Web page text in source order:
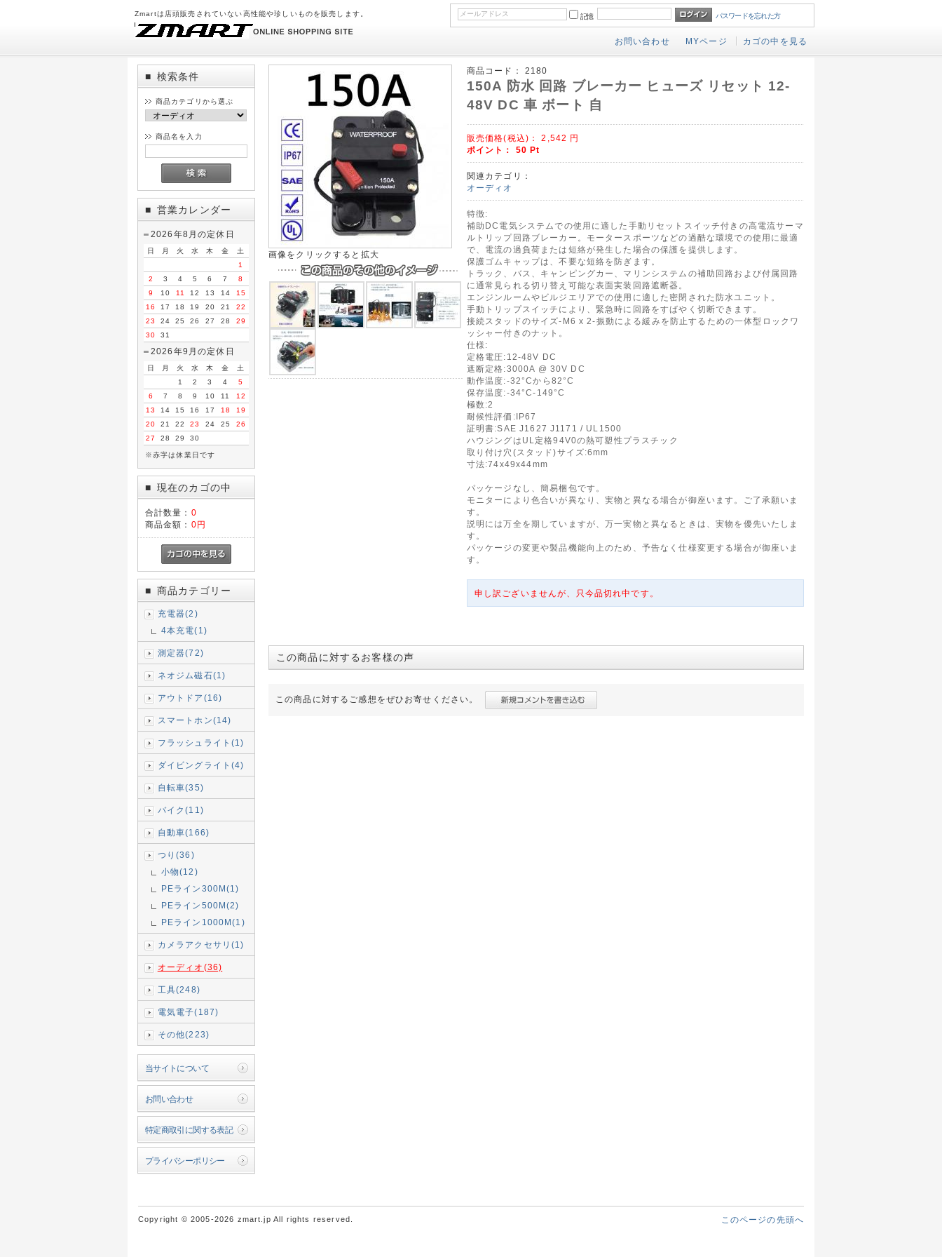
Zmartは店頭販売されていない高性能や珍しいものを販売します。 記憶 パスワードを忘れた方
お問い合わせ MYページ カゴの中を見る
■ 検索条件
商品カテゴリから選ぶ
商品名を入力
■ 営業カレンダー
2026年8月の定休日
日 月 火 水 木 金
土
1
2
3 4 5 6 7
8
9
10 11 12 13 14
15
16
17 18 19 20 21
22
23
24 25 26 27 28
29
30
31
2026年9月の定休日
日 月 火 水 木 金
土
1
2 3 4
5
6
7 8 9 10 11
12
13
14 15 16 17 18
19
20
21 22 23 24 25
26
27
28 29 30
※赤字は休業日です
■ 現在のカゴの中
合計数量： 0
商品金額： 0円
■ 商品カテゴリー
充電器(2)
4本充電(1)
測定器(72)
ネオジム磁石(1)
アウトドア(16)
スマートホン(14)
フラッシュライト(1)
ダイビングライト(4)
自転車(35)
バイク(11)
自動車(166)
つり(36)
小物(12)
PEライン300M(1)
PEライン500M(2)
PEライン1000M(1)
カメラアクセサリ(1)
オーディオ(36)
工具(248)
電気電子(187)
その他(223)
当サイトについて
お問い合わせ
特定商取引に関する表記
プライバシーポリシー
画像をクリックすると拡大
商品コード： 2180
150A 防水 回路 ブレーカー ヒューズ リセット 12-
48V DC 車 ボート 自
販売価格(税込)：2,542 円
ポイント： 50Pt
関連カテゴリ：
オーディオ
特徴:
補助DC電気システムでの使用に適した手動リセットスイッチ付きの高電流サーマ
ルトリップ回路ブレーカー。モータースポーツなどの過酷な環境での使用に最適
で、電流の過負荷または短絡が発生した場合の保護を提供します。
保護ゴムキャップは、不要な短絡を防ぎます。
トラック、バス、キャンピングカー、マリンシステムの補助回路および付属回路
に通常見られる切り替え可能な表面実装回路遮断器。
エンジンルームやビルジエリアでの使用に適した密閉された防水ユニット。
手動トリップスイッチにより、緊急時に回路をすばやく切断できます。
接続スタッドのサイズ-M6 x 2-振動による緩みを防止するための一体型ロックワ
ッシャー付きのナット。
仕様:
定格電圧:12-48V DC
遮断定格:3000A @ 30V DC
動作温度:-32°Cから82°C
保存温度:-34°C-149°C
極数:2
耐候性評価:IP67
証明書:SAE J1627 J1171 / UL1500
ハウジングはUL定格94V0の熱可塑性プラスチック
取り付け穴(スタッド)サイズ:6mm
寸法:74x49x44mm
パッケージなし、簡易梱包です。
モニターにより色合いが異なり、実物と異なる場合が御座います。ご了承願いま
す。
説明には万全を期していますが、万一実物と異なるときは、実物を優先いたしま
す。
パッケージの変更や製品機能向上のため、予告なく仕様変更する場合が御座いま
す。
申し訳ございませんが、只今品切れ中です。
この商品に対するお客様の声
この商品に対するご感想をぜひお寄せください。
このページの先頭へ
Copyright © 2005-2026 zmart.jp All rights reserved.